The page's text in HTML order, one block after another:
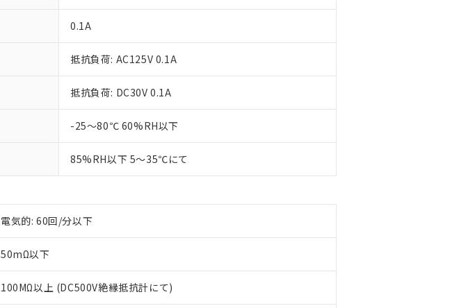
0.1A
抵抗負荷: AC125V 0.1A
抵抗負荷: DC30V 0.1A
-25～80℃ 60%RH以下
85%RH以下 5～35℃にて
電気的: 60回/分以下
50mΩ以下
100MΩ以上 (DC500V絶縁抵抗計にて)
くものです。
当社制御機器事業取扱商品の中には、本サービスの対象外となる商品もあることをご了
在庫状況および標準価格照会結果は、記載している更新日時点での社内データに基づき
※1 対応状況
対応済み：EU RoHS指令（10物質）の非含有に対応した製品が提供可能な商品です。
対応予定：EU RoHS指令（10物質）の非含有に対応した製品に切り替える予定のある商品で
仕入先様の事情により、非含有部品としていたものが、含有品と判明した場合などやむを得
があります。
*EU RoHS指令（10物質）：
鉛(Pb) 1000ppm以下、 水銀(Hg) 1000ppm以下、 カドミウム(Cd) 100ppm以下、
フタル酸ビス(2-エチルヘキシル) (DEHP)(別名：DOP) 1000ppm以下、フタル酸ブチルベンジル（BBP） 1000ppm以下
※1 中国RoHS○×表
「○」：最大均質材料含有率が中国RoHSの基準値以下であることを示します。
「×」：最大均質材料含有率が中国RoHSの基準値を超えていることを示します。
「－」：未確認です。当社販売部門へお問い合わせください。
*中国RoHS10物質の基準値 (GB/T26572)：
う）を輸出または国外への提供する場合は、日本国政府の輸出許可(または役務取引許
などの必要な手続きをとります。
当社は規制貨物を破棄する場合は、完全に破砕するなど、違法に輸出されないよう必要
号